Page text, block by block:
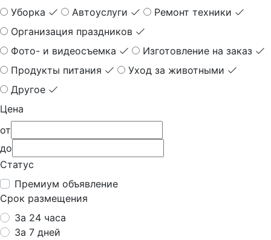
Уборка
Автоуслуги
Ремонт техники
Организация праздников
Фото- и видеосъемка
Изготовление на заказ
Продукты питания
Уход за животными
Другое
Цена
от
до
Статус
Премиум объявление
Срок размещения
За 24 часа
За 7 дней